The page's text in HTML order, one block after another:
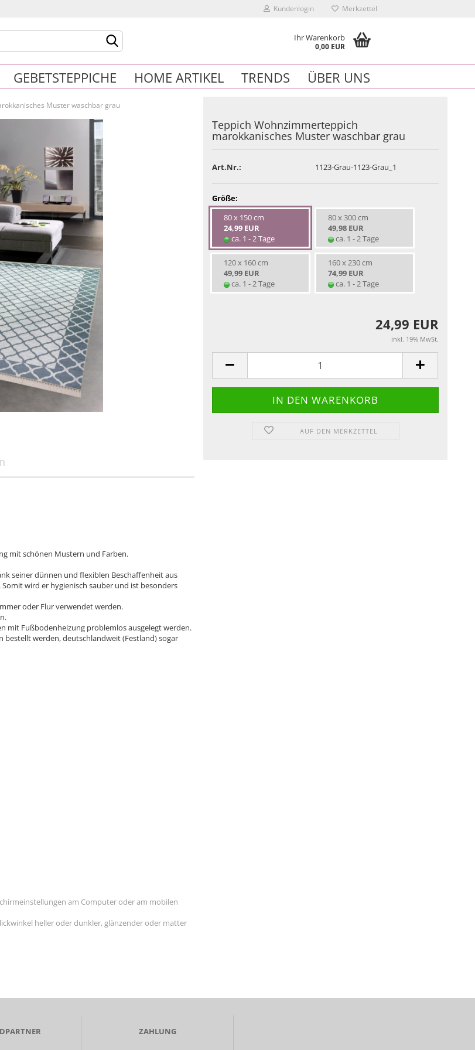
Kundenlogin
Konto erstellen
Passwort vergessen?
Merkzettel
Ihr Warenkorb
0,00 EUR
GEBETSTEPPICHE HOME ARTIKEL TRENDS ÜBER UNS
Muster waschbar grau
Teppich Wohnzimmerteppich
marokkanisches Muster waschbar grau
Art.Nr.: 1123-Grau-1123-Grau_1
Größe:
80 x 150 cm
24,99 EUR
ca. 1 - 2 Tage
80 x 300 cm
49,98 EUR
ca. 1 - 2 Tage
120 x 160 cm
49,99 EUR
ca. 1 - 2 Tage
160 x 230 cm
74,99 EUR
ca. 1 - 2 Tage
24,99 EUR
inkl. 19% MwSt.
AUF DEN MERKZETTEL
mit schönen Mustern und Farben.
seiner dünnen und flexiblen Beschaffenheit aus
wird er hygienisch sauber und ist besonders
oder Flur verwendet werden.
mit Fußbodenheizung problemlos ausgelegt werden.
bestellt werden, deutschlandweit (Festland) sogar
am Computer oder am mobilen
heller oder dunkler, glänzender oder matter
ZAHLUNG